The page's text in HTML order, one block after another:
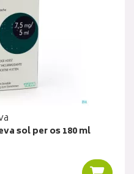
sol per os 180 ml